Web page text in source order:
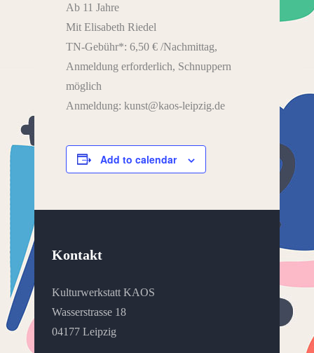
Ab 11 Jahre
Mit Elisabeth Riedel
TN-Gebühr*: 6,50 € /Nachmittag,
Anmeldung erforderlich, Schnuppern
möglich
Anmeldung: kunst@kaos-leipzig.de
Add to calendar
Kontakt
Kulturwerkstatt KAOS
Wasserstrasse 18
04177 Leipzig